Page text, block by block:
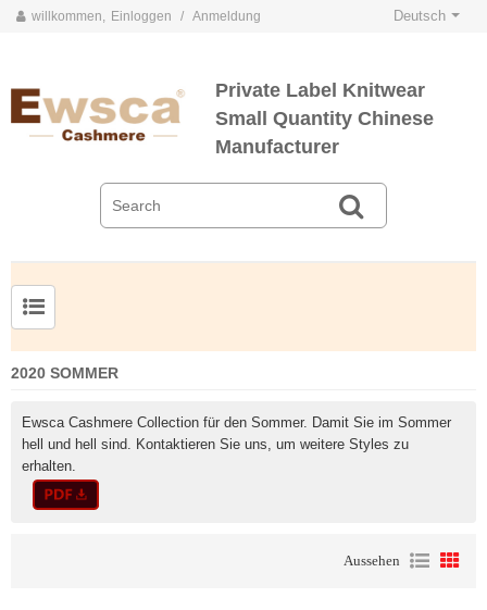
willkommen, Einloggen / Anmeldung Deutsch
Private Label Knitwear
Small Quantity Chinese
Manufacturer
2020 SOMMER
Ewsca Cashmere Collection für den Sommer. Damit Sie im Sommer
hell und hell sind. Kontaktieren Sie uns, um weitere Styles zu
erhalten.
Aussehen